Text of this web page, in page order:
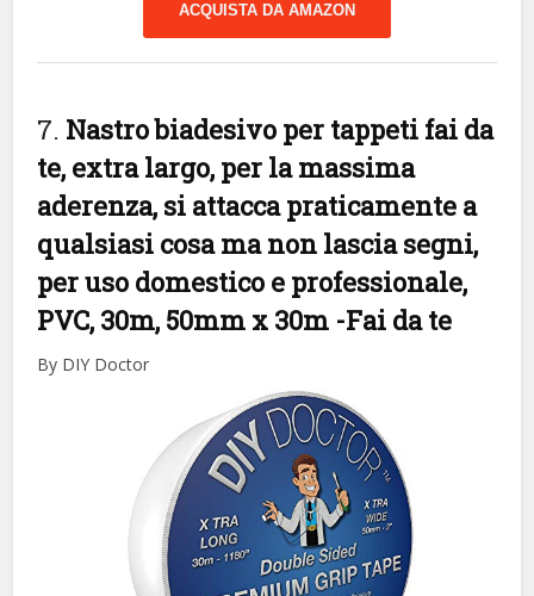
ACQUISTA DA AMAZON
7. Nastro biadesivo per tappeti fai da
te, extra largo, per la massima
aderenza, si attacca praticamente a
qualsiasi cosa ma non lascia segni,
per uso domestico e professionale,
PVC, 30m, 50mm x 30m -Fai da te
By DIY Doctor